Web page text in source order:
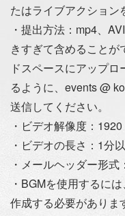
たはライブアクション
・提出方法：mp4、
きすぎて含めること
ドスペースにアップ
るように、events @
送信してください。
・ビデオ解像度：
・ビデオの長さ：1分
・メールヘッダー形
・BGMを使用するに
作成する必要がありま